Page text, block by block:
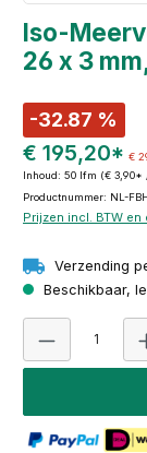
Iso-
26 x 3
-32.87 %
€ 195,20* €
Inhoud: 50 lfm (€ 3,90*
Productnummer: NL-
Prijzen incl. BTW
Verzending
Beschikbaar,